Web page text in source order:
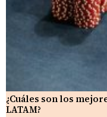
¿Cuáles son los
LATAM?